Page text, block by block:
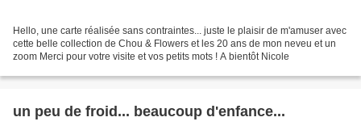
Hello, une carte réalisée sans contraintes... juste le plaisir de m'amuser avec
cette belle collection de Chou & Flowers et les 20 ans de mon neveu et un
zoom Merci pour votre visite et vos petits mots ! A bientôt Nicole
un peu de froid... beaucoup d'enfance...